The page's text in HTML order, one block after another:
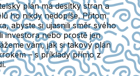
plán má desítky stran a
ho nikdy nedopíše. Přitom
abyste si ujasnili směr svého
investora nebo prostě jen
vám, jak si takový plán
– s příklady přímo z